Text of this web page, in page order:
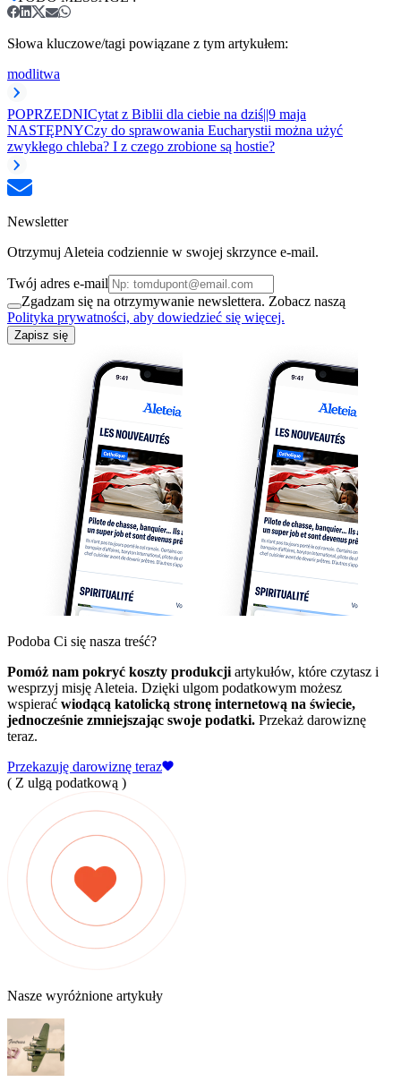
Słowa kluczowe/tagi powiązane z tym artykułem:
modlitwa
POPRZEDNICytat z Biblii dla ciebie na dziś||9 maja
NASTĘPNYCzy do sprawowania Eucharystii można użyć
zwykłego chleba? I z czego zrobione są hostie?
Newsletter
Otrzymuj Aleteia codziennie w swojej skrzynce e-mail.
Twój adres e-mail
Zgadzam się na otrzymywanie newslettera. Zobacz naszą
Polityka prywatności, aby dowiedzieć się więcej.
Zapisz się
Podoba Ci się nasza treść?
Pomóż nam pokryć koszty produkcji artykułów, które czytasz i
wesprzyj misję Aleteia. Dzięki ulgom podatkowym możesz
wspierać wiodącą katolicką stronę internetową na świecie,
jednocześnie zmniejszając swoje podatki. Przekaż darowiznę
teraz.
Przekazuję darowiznę teraz
( Z ulgą podatkową )
Nasze wyróżnione artykuły